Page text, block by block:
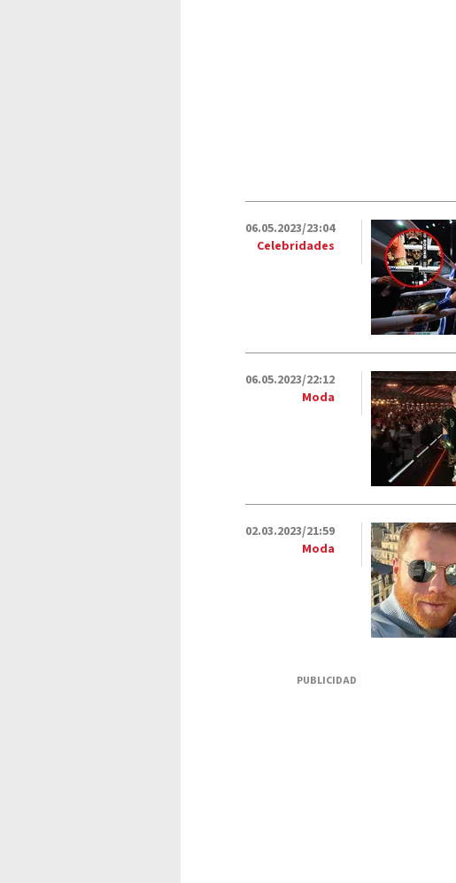
06.05.2023/23:04
Celebridades
06.05.2023/22:12
Moda
02.03.2023/21:59
Moda
PUBLICIDAD